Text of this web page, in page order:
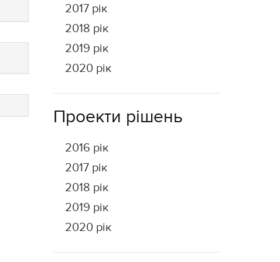
2017 рік
2018 рік
2019 рік
2020 рік
Проекти рішень
2016 рік
2017 рік
2018 рік
2019 рік
2020 рік